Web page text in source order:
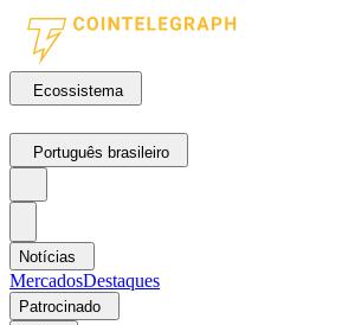
Ecossistema
Português brasileiro
Notícias
MercadosDestaques
Patrocinado